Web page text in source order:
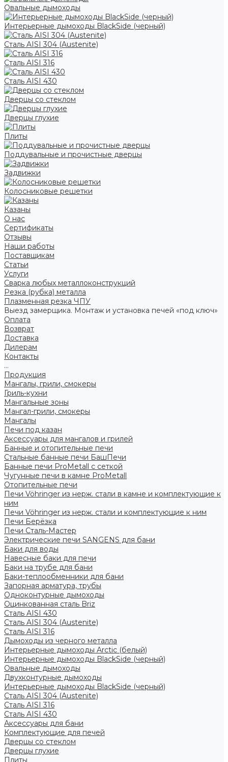
Овальные дымоходы
Интерьерные дымоходы BlackSide (черный)
Сталь AISI 304 (Austenite)
Сталь AISI 316
Сталь AISI 430
Дверцы со стеклом
Дверцы глухие
Плиты
Поддувальные и прочистные дверцы
Задвижки
Колосниковые решетки
Казаны
О нас
Сертификаты
Отзывы
Наши работы
Поставщикам
Статьи
Услуги
Сварка любых металлоконструкций
Резка (рубка) металла
Плазменная резка ЧПУ
Выезд замерщика. Монтаж и установка печей «под ключ»
Оплата
Возврат
Доставка
Дилерам
Контакты
...
Продукция
Мангалы, грили, смокеры
Гриль-кухни
Мангальные зоны
Мангал-грили, смокеры
Мангалы
Печи под казан
Аксессуары для мангалов и грилей
Банные и отопительные печи
Стальные банные печи БашПечи
Банные печи ProMetall с сеткой
Чугунные печи в камне ProMetall
Отопительные печи
Печи Vöhringer из нерж. стали в камне и комплектующие к
ним
Печи Vöhringer из нерж. стали и комплектующие к ним
Печи Берёзка
Печи Сталь-Мастер
Электрические печи SANGENS для бани
Баки для воды
Навесные баки для печи
Баки на трубе для бани
Баки-теплообменники для бани
Запорная арматура, трубы
Одноконтурные дымоходы
Оцинкованная сталь Briz
Сталь AISI 430
Сталь AISI 304 (Austenite)
Сталь AISI 316
Дымоходы из черного металла
Интерьерные дымоходы Arctic (белый)
Интерьерные дымоходы BlackSide (черный)
Овальные дымоходы
Двухконтурные дымоходы
Интерьерные дымоходы BlackSide (черный)
Сталь AISI 304 (Austenite)
Сталь AISI 316
Сталь AISI 430
Аксессуары для бани
Комплектующие для печей
Дверцы со стеклом
Дверцы глухие
Плиты